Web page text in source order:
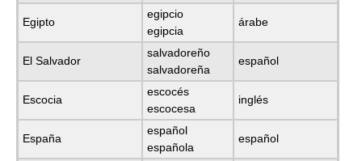
Egipto
egipcio
egipcia
árabe
El Salvador
salvadoreño
salvadoreña
español
Escocia
escocés
escocesa
inglés
España
español
española
español